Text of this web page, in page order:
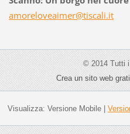
amoreloveaimer@tiscali.it
© 2014 Tutti
Crea un sito web
Visualizza: Versione Mobile|